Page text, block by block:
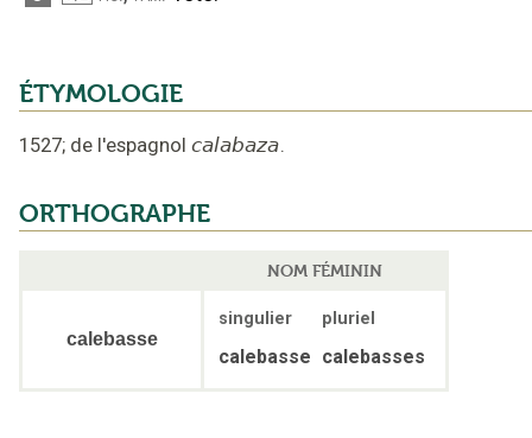
ÉTYMOLOGIE
1527; de l'espagnol calabaza.
ORTHOGRAPHE
NOM FÉMININ
calebasse
singulier pluriel
calebasse calebasses